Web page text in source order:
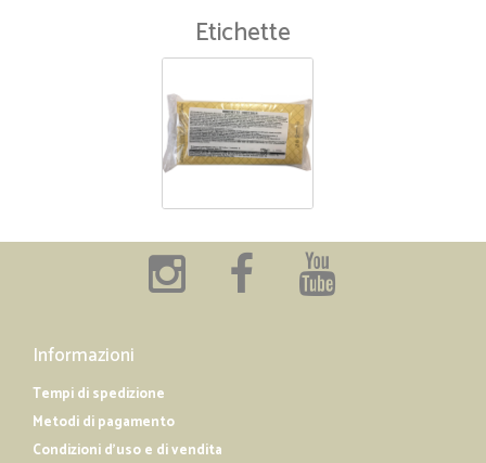
Etichette
Informazioni
Tempi di spedizione
Metodi di pagamento
Condizioni d'uso e di vendita